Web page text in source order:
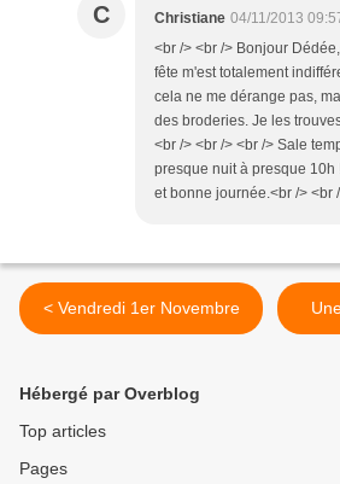
C Christiane 04/11/2013
<br /> <br /> Bonjour
fête m'est totalement
cela ne me dérange pas,
des broderies. Je les
<br /> <br /> <br /> Sale
presque nuit à presque 10h
et bonne journée.<br /> <br
< Vendredi 1er Novembre
Hébergé par Overblog
Top articles
Pages